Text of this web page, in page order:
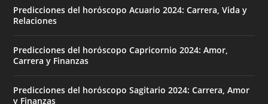
Predicciones del horóscopo Acuario 2024: Carrera, Vida y
Relaciones
Predicciones del horóscopo Capricornio 2024: Amor,
Carrera y Finanzas
Predicciones del horóscopo Sagitario 2024: Carrera, Amor
y Finanzas